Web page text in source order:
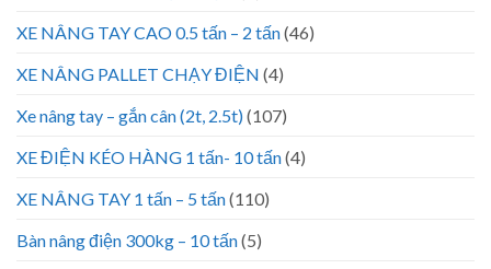
XE NÂNG TAY CAO 0.5 tấn – 2 tấn(46)
XE NÂNG PALLET CHẠY ĐIỆN (4)
Xe nâng tay – gắn cân (2t, 2.5t)(107)
XE ĐIỆN KÉO HÀNG 1 tấn- 10 tấn(4)
XE NÂNG TAY 1 tấn – 5 tấn(110)
Bàn nâng điện 300kg – 10 tấn(5)